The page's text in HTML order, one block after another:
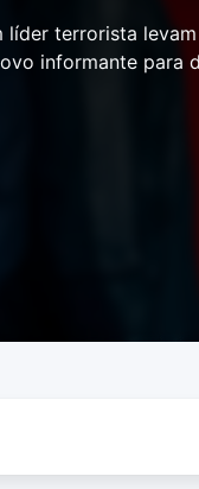
líder terrorista
informante para